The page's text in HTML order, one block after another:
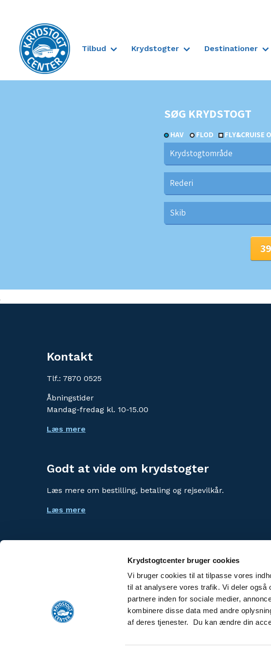
Krydstogtcenter bruger cookies
Vi bruger cookies til at tilpasse vores
til at analysere vores trafik. Vi deler også
partnere inden for sociale medier,
kombinere disse data med andre
af deres tjenester. Du kan ændre din
Til forsiden
Tilbud Krydstogter Destinationer
SØG KRYDSTOGT
HAV FLOD FLY&CRUISE
Kontakt
Tlf.: 7870 0525
Åbningstider
Mandag-fredag kl. 10-15.00
Læs mere
Godt at vide om krydstogter
Læs mere om bestilling, betaling og rejsevilkår.
Læs mere
Kryssningscenter